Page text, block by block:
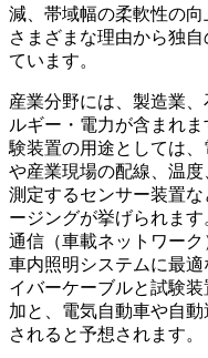
減、帯域幅の柔軟性の向
さまざまな理由から独
ています。
産業分野には、製造業
ルギー・電力が含まれ
験装置の用途としては
や産業現場の配線、温
測定するセンサー装置
ージングが挙げられま
通信（車載ネットワーク
車内照明システムに最
イバーケーブルと試験
加と、電気自動車や自
されると予想されます。